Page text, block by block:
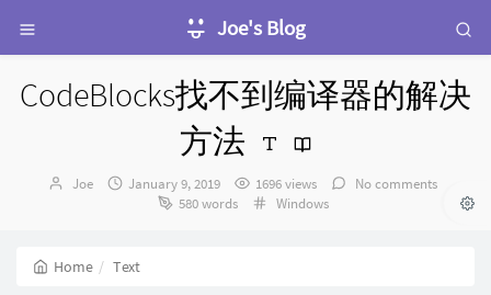
Joe's Blog
CodeBlocks找不到编译器的解决
方法
Author：
Joe
发
January 9, 2019 1696 views
No comments
580 words
Categories：
Windows
Home Text